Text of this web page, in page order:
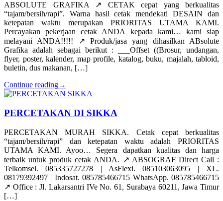
ABSOLUTE GRAFIKA ↗️ CETAK cepat yang berkualitas
“tajam/bersih/rapi”. Warna hasil cetak mendekati DESAIN dan
ketepatan waktu merupakan PRIORITAS UTAMA KAMI.
Percayakan pekerjaan cetak ANDA kepada kami… kami siap
melayani ANDA!!!!! ↗️ Produk/jasa yang dihasilkan ABsolute
Grafika adalah sebagai berikut : ___Offset ((Brosur, undangan,
flyer, poster, kalender, map profile, katalog, buku, majalah, tabloid,
buletin, dus makanan, […]
Continue reading→
PERCETAKAN DI SIKKA
PERCETAKAN MURAH SIKKA. Cetak cepat berkualitas
“tajam/bersih/rapi” dan ketepatan waktu adalah PRIORITAS
UTAMA KAMI. Ayoo… Segera dapatkan kualitas dan harga
terbaik untuk produk cetak ANDA. ↗️ ABSOGRAF Direct Call :
Telkomsel. 085335727278 | AsFlexi. 085103063095 | XL.
08179392497 | Indosat. 085785466715 WhatsApp. 085785466715
↗️ Office : Jl. Lakarsantri IVe No. 61, Surabaya 60211, Jawa Timur
[…]